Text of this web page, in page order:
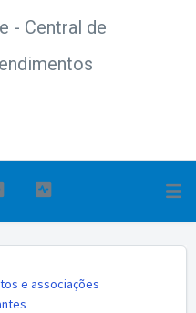
- Central de
e associações